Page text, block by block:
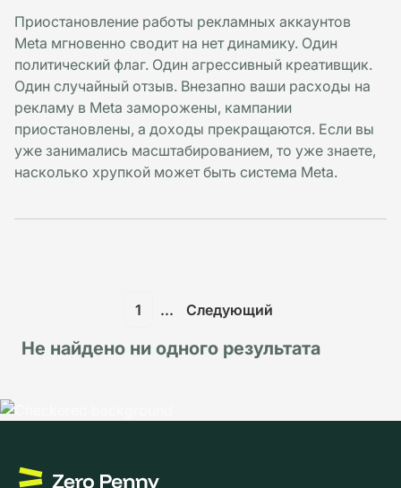
Приостановление работы рекламных аккаунтов
Meta мгновенно сводит на нет динамику. Один
политический флаг. Один агрессивный креативщик.
Один случайный отзыв. Внезапно ваши расходы на
рекламу в Meta заморожены, кампании
приостановлены, а доходы прекращаются. Если вы
уже занимались масштабированием, то уже знаете,
насколько хрупкой может быть система Meta.
1 ... Следующий
Не найдено ни одного результата